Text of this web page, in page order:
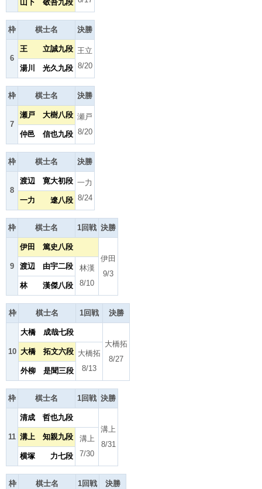
山下 敬吾九段
枠 棋士名 決勝
6
王 立誠九段 王立
8/20
湯川 光久九段
枠 棋士名 決勝
7
瀬戸 大樹八段 瀬戸
8/20
仲邑 信也九段
枠 棋士名 決勝
8
渡辺 寛大初段 一力
8/24
一力 遼八段
枠 棋士名 1回戦 決勝
9
伊田 篤史八段
伊田
9/3
渡辺 由宇二段
林漢
8/10
林 漢傑八段
枠 棋士名 1回戦 決勝
10
大橋 成哉七段
大橋拓
8/27
大橋 拓文六段 大橋拓
8/13
外柳 是聞三段
枠 棋士名 1回戦 決勝
11
清成 哲也九段
溝上
8/31
溝上 知親九段
溝上
7/30
横塚 力七段
枠 棋士名 1回戦 決勝